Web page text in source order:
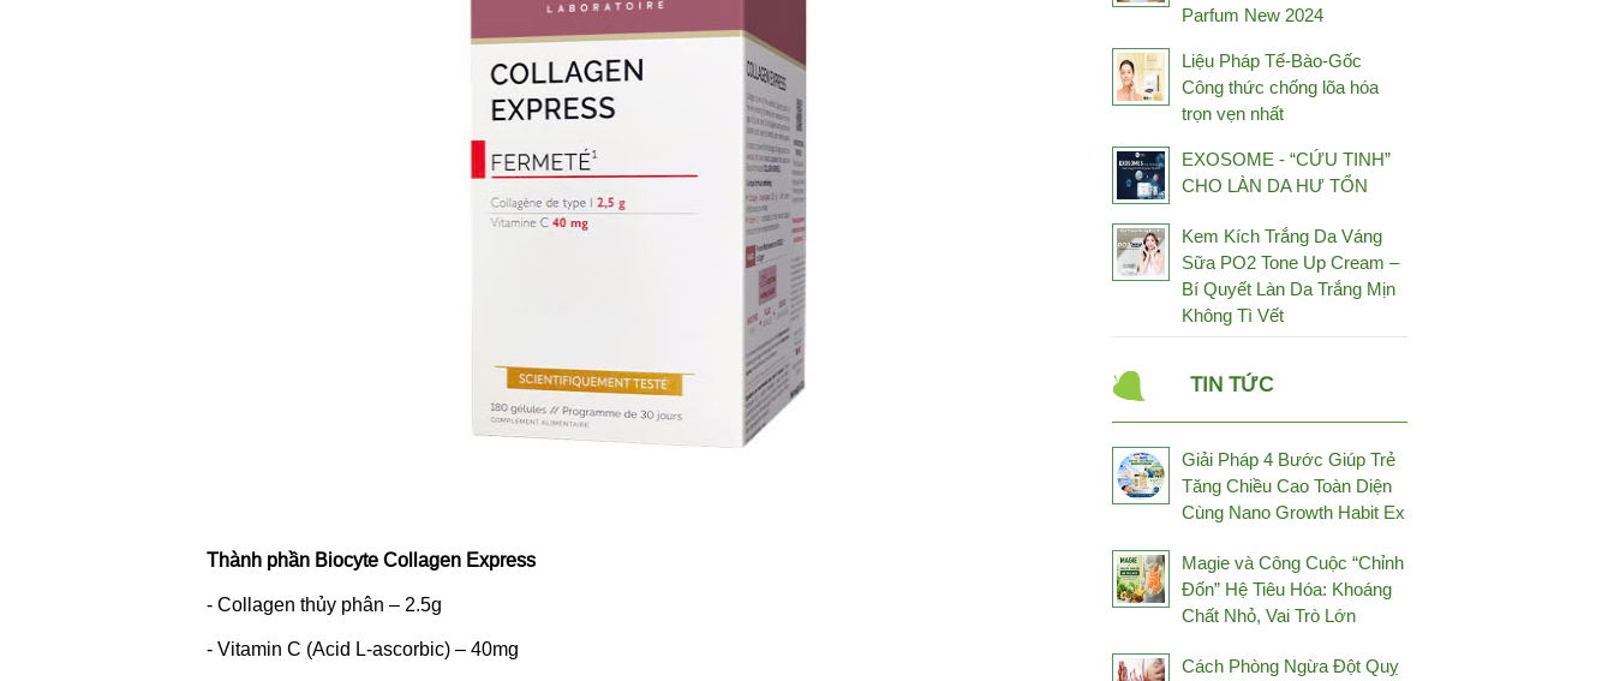
Thành phần Biocyte Collagen Express
- Collagen thủy phân – 2.5g
- Vitamin C (Acid L-ascorbic) – 40mg
Fine Japan
Frezyderm
Fucoidan Umi
Fuji Health
Fujina
GCell
Genki Fami
Genosys
Germaine De Capuccini
Gold Elements
Grammer-Revit
Healthy Beauty
Heliocare
Higo Global
Hineko
HL Always Active
Hokoen
Holistic Way
Parfum New 2024
Liệu Pháp Tế-Bào-Gốc
Công thức chống lõa hóa
trọn vẹn nhất
EXOSOME - “CỨU TINH”
CHO LÀN DA HƯ TỔN
Kem Kích Trắng Da Váng
Sữa PO2 Tone Up Cream –
Bí Quyết Làn Da Trắng Mịn
Không Tì Vết
TIN TỨC
Giải Pháp 4 Bước Giúp Trẻ
Tăng Chiều Cao Toàn Diện
Cùng Nano Growth Habit Ex
Magie và Công Cuộc “Chỉnh
Đốn” Hệ Tiêu Hóa: Khoáng
Chất Nhỏ, Vai Trò Lớn
Cách Phòng Ngừa Đột Quỵ